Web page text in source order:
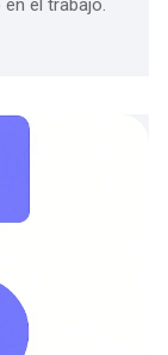
el trabajo.